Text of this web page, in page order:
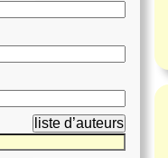
liste d’auteurs